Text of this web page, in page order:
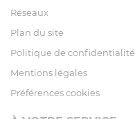
Réseaux
Plan du site
Politique de confidentialité
Mentions légales
Préférences cookies